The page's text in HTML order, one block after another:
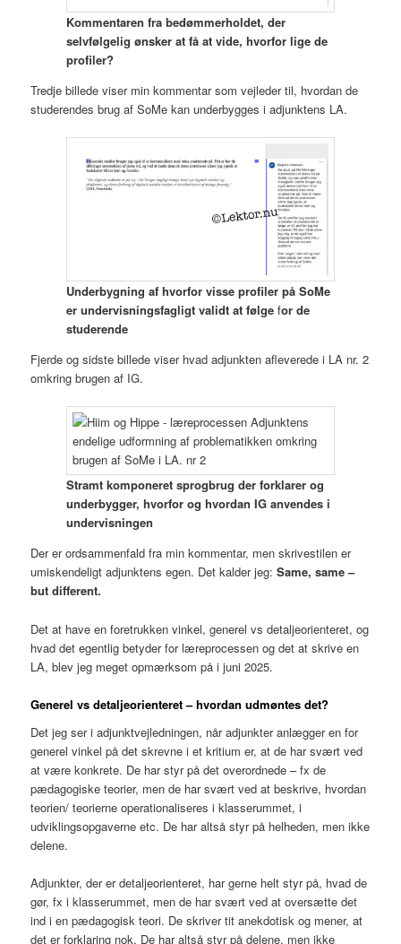
Kommentaren fra bedømmerholdet, der
selvfølgelig ønsker at få at vide, hvorfor lige de
profiler?
Tredje billede viser min kommentar som vejleder til, hvordan de
studerendes brug af SoMe kan underbygges i adjunktens LA.
Underbygning af hvorfor visse profiler på SoMe
er undervisningsfagligt validt at følge for de
studerende
Fjerde og sidste billede viser hvad adjunkten afleverede i LA nr. 2
omkring brugen af IG.
Stramt komponeret sprogbrug der forklarer og
underbygger, hvorfor og hvordan IG anvendes i
undervisningen
Der er ordsammenfald fra min kommentar, men skrivestilen er
umiskendeligt adjunktens egen. Det kalder jeg:Same, same –
but different.
Det at have en foretrukken vinkel, generel vs detaljeorienteret, og
hvad det egentlig betyder for læreprocessen og det at skrive en
LA, blev jeg meget opmærksom på i juni 2025.
Generel vs detaljeorienteret – hvordan udmøntes det?
Det jeg ser i adjunktvejledningen, når adjunkter anlægger en for
generel vinkel på det skrevne i et kritium er, at de har svært ved
at være konkrete. De har styr på det overordnede – fx de
pædagogiske teorier, men de har svært ved at beskrive, hvordan
teorien/ teorierne operationaliseres i klasserummet, i
udviklingsopgaverne etc. De har altså styr på helheden, men ikke
delene.
Adjunkter, der er detaljeorienteret, har gerne helt styr på, hvad de
gør, fx i klasserummet, men de har svært ved at oversætte det
ind i en pædagogisk teori. De skriver tit anekdotisk og mener, at
det er forklaring nok. De har altså styr på delene, men ikke